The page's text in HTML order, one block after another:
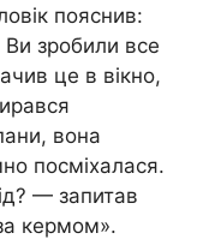
пояснив:
зробили все
це в вікно,
вона
посміхалася.
— запитав
кермом».